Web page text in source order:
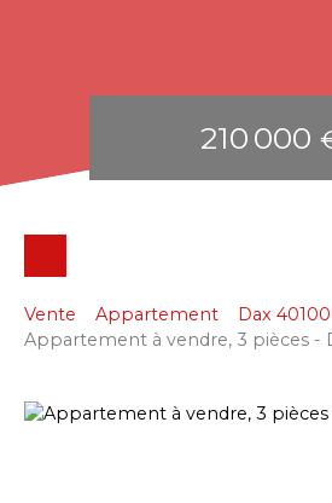
210 000
Vente Appartement
Dax 40100
Appartement à vendre, 3 pièces -